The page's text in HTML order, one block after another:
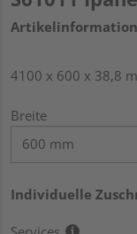
4100 x 600 x 38,8
Breite
Individuelle